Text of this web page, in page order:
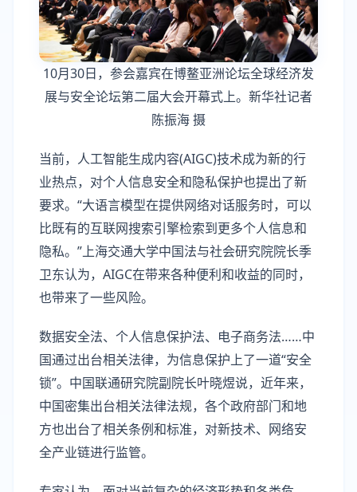
10月30日，参会嘉宾在博鳌亚洲论坛全球经济发
展与安全论坛第二届大会开幕式上。新华社记者
陈振海 摄
当前，人工智能生成内容(AIGC)技术成为新的行
业热点，对个人信息安全和隐私保护也提出了新
要求。“大语言模型在提供网络对话服务时，可以
比既有的互联网搜索引擎检索到更多个人信息和
隐私。”上海交通大学中国法与社会研究院院长季
卫东认为，AIGC在带来各种便利和收益的同时，
也带来了一些风险。
数据安全法、个人信息保护法、电子商务法……中
国通过出台相关法律，为信息保护上了一道“安全
锁”。中国联通研究院副院长叶晓煜说，近年来，
中国密集出台相关法律法规，各个政府部门和地
方也出台了相关条例和标准，对新技术、网络安
全产业链进行监管。